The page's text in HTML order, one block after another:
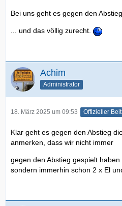
Bei uns geht es gegen den Abstieg.
... und das völlig zurecht.
Achim
Administrator
18. März 2025 um 09:53 Offizieller
Klar geht es gegen den Abstieg
anmerken, dass wir nicht immer
gegen den Abstieg gespielt
sondern immerhin schon 2 x El